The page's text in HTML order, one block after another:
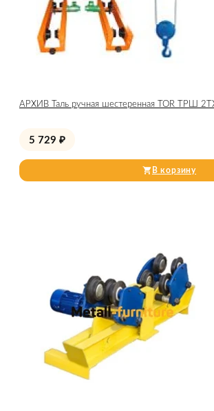
АРХИВ Таль ручная шестеренная TOR ТРШ
5 729 ₽
В корзину